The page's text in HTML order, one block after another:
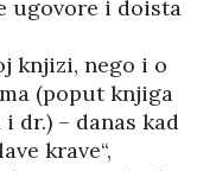
ugovore i doista
knjizi, nego i o
(poput knjiga
dr.) – danas kad
krave“,